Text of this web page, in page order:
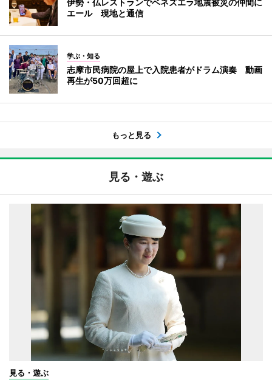
エール 現地と通信
学ぶ・知る
志摩市民病院の屋上で入院患者がドラム演奏 動画
再生が50万回超に
もっと見る
見る・遊ぶ
見る・遊ぶ